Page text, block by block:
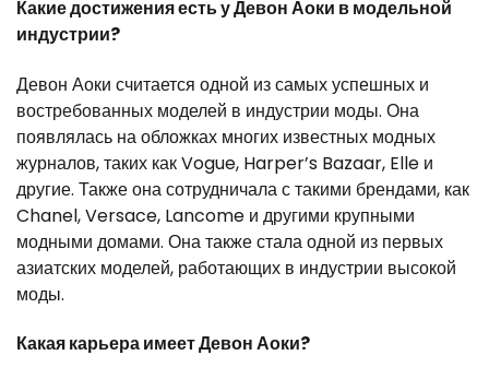
Какие достижения есть у Девон Аоки в модельной
индустрии?
Девон Аоки считается одной из самых успешных и
востребованных моделей в индустрии моды. Она
появлялась на обложках многих известных модных
журналов, таких как Vogue, Harper’s Bazaar, Elle и
другие. Также она сотрудничала с такими брендами, как
Chanel, Versace, Lancome и другими крупными
модными домами. Она также стала одной из первых
азиатских моделей, работающих в индустрии высокой
моды.
Какая карьера имеет Девон Аоки?